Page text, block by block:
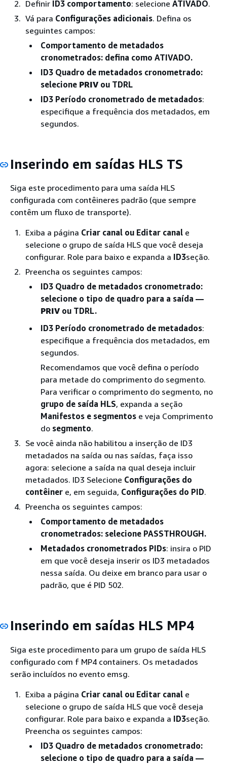
Definir ID3 comportamento: selecione ATIVADO.
Vá para Configurações adicionais. Defina os
seguintes campos:
Comportamento de metadados
cronometrados: defina como ATIVADO.
ID3 Quadro de metadados cronometrado:
selecione PRIV ou TDRL
ID3 Período cronometrado de metadados:
especifique a frequência dos metadados, em
segundos.
Inserindo em saídas HLS TS
Siga este procedimento para uma saída HLS
configurada com contêineres padrão (que sempre
contêm um fluxo de transporte).
Exiba a página Criar canal ou Editar canal e
selecione o grupo de saída HLS que você deseja
configurar. Role para baixo e expanda a ID3seção.
Preencha os seguintes campos:
ID3 Quadro de metadados cronometrado:
selecione o tipo de quadro para a saída —
PRIV ou TDRL.
ID3 Período cronometrado de metadados:
especifique a frequência dos metadados, em
segundos.
Recomendamos que você defina o período
para metade do comprimento do segmento.
Para verificar o comprimento do segmento, no
grupo de saída HLS, expanda a seção
Manifestos e segmentos e veja Comprimento
do segmento.
Se você ainda não habilitou a inserção de ID3
metadados na saída ou nas saídas, faça isso
agora: selecione a saída na qual deseja incluir
metadados. ID3 Selecione Configurações do
contêiner e, em seguida, Configurações do PID.
Preencha os seguintes campos:
Comportamento de metadados
cronometrados: selecione PASSTHROUGH.
Metadados cronometrados PIDs: insira o PID
em que você deseja inserir os ID3 metadados
nessa saída. Ou deixe em branco para usar o
padrão, que é PID 502.
Inserindo em saídas HLS MP4
Siga este procedimento para um grupo de saída HLS
configurado com f MP4 containers. Os metadados
serão incluídos no evento emsg.
Exiba a página Criar canal ou Editar canal e
selecione o grupo de saída HLS que você deseja
configurar. Role para baixo e expanda a ID3seção.
Preencha os seguintes campos:
ID3 Quadro de metadados cronometrado:
selecione o tipo de quadro para a saída —